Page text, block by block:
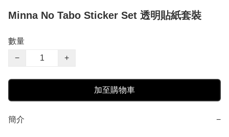
Minna No Tabo Sticker Set 透明貼紙套裝
數量
−
+
加至購物車
簡介 −